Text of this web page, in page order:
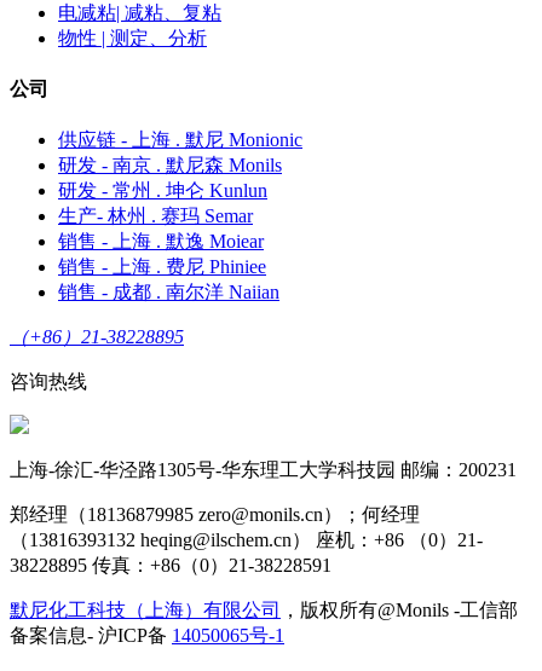
电减粘| 减粘、复粘
物性 | 测定、分析
公司
供应链 - 上海 . 默尼 Monionic
研发 - 南京 . 默尼森 Monils
研发 - 常州 . 坤仑 Kunlun
生产- 林州 . 赛玛 Semar
销售 - 上海 . 默逸 Moiear
销售 - 上海 . 费尼 Phiniee
销售 - 成都 . 南尔洋 Naiian
（+86）21-38228895
咨询热线
上海-徐汇-华泾路1305号-华东理工大学科技园 邮编：200231
郑经理（18136879985 zero@monils.cn）；何经理
（13816393132 heqing@ilschem.cn） 座机：+86 （0）21-
38228895 传真：+86（0）21-38228591
默尼化工科技（上海）有限公司
，版权所有@Monils -工信部
备案信息- 沪ICP备 14050065号-1